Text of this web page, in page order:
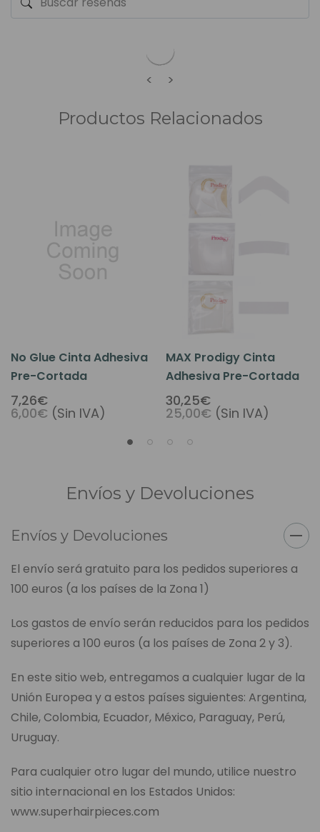
< >
Productos Relacionados
No Glue Cinta Adhesiva
Pre-Cortada
7,26€
6,00€ (Sin IVA)
MAX Prodigy Cinta
Adhesiva Pre-Cortada
30,25€
25,00€ (Sin IVA)
Envíos y Devoluciones
Envíos y Devoluciones
El envío será gratuito para los pedidos superiores a
100 euros (a los países de la Zona 1)
Los gastos de envío serán reducidos para los pedidos
superiores a 100 euros (a los países de Zona 2 y 3).
En este sitio web, entregamos a cualquier lugar de la
Unión Europea y a estos países siguientes: Argentina,
Chile, Colombia, Ecuador, México, Paraguay, Perú,
Uruguay.
Para cualquier otro lugar del mundo, utilice nuestro
sitio internacional en los Estados Unidos:
www.superhairpieces.com